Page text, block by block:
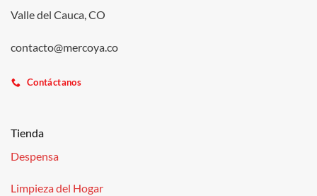
Valle del Cauca, CO
contacto@mercoya.co
Contáctanos
Tienda
Despensa
Limpieza del Hogar